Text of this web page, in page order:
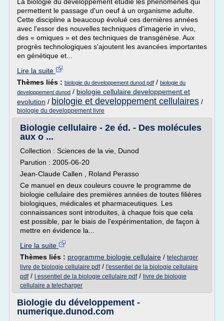
permettent le passage d'un oeuf à un organisme adulte.
Cette discipline a beaucoup évolué ces dernières années
avec l'essor des nouvelles techniques d'imagerie in vivo,
des « omiques » et des techniques de transgénèse. Aux
progrès technologiques s'ajoutent les avancées importantes
en génétique et...
Lire la suite
Thèmes liés : biologie du developpement dunod pdf / biologie du
developpement dunod / biologie cellulaire developpement et
evolution / biologie et developpement cellulaires /
biologie du developpement livre
Biologie cellulaire - 2e éd. - Des molécules
aux o ...
Collection : Sciences de la vie, Dunod
Parution : 2005-06-20
Jean-Claude Callen , Roland Perasso
Ce manuel en deux couleurs couvre le programme de
biologie cellulaire des premières années de toutes filières
biologiques, médicales et pharmaceutiques. Les
connaissances sont introduites, à chaque fois que cela
est possible, par le biais de l'expérimentation, de façon à
mettre en évidence la...
Lire la suite
Thèmes liés : programme biologie cellulaire / telecharger
livre de biologie cellulaire pdf/ l'essentiel de la biologie cellulaire
pdf/ l essentiel de la biologie cellulaire pdf/ livre de biologie
cellulaire a telecharger
Biologie du développement -
numerique.dunod.com